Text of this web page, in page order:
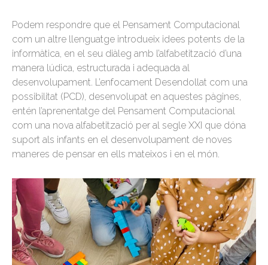
Podem respondre que el Pensament Computacional
com un altre llenguatge introdueix idees potents de la
informàtica, en el seu diàleg amb l’alfabetització d’una
manera lúdica, estructurada i adequada al
desenvolupament. L’enfocament Desendollat com una
possibilitat (PCD), desenvolupat en aquestes pàgines,
entén l’aprenentatge del Pensament Computacional
com una nova alfabetització per al segle XXI que dóna
suport als infants en el desenvolupament de noves
maneres de pensar en ells mateixos i en el món.